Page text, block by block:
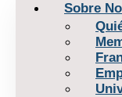
Sobre